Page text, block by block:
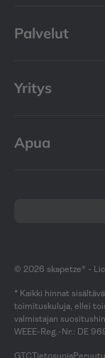
Palvelut
Yritys
Apua
© 2026 skapetze® -
* Kaikki hinnat
toimituskuluja, ellei
valmistajan
WEEE-Reg.-Nr.: DE
GTCTietosuoja